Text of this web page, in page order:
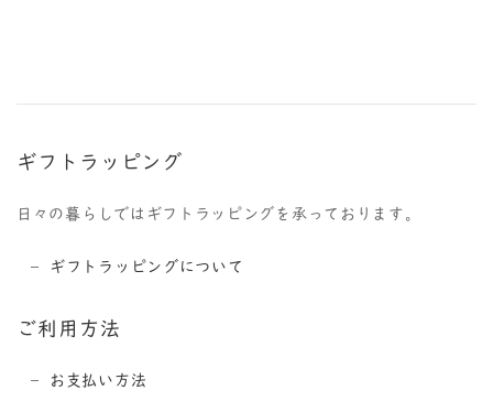
ギフトラッピング
日々の暮らしではギフトラッピングを承っております。
ギフトラッピングについて
ご利用方法
お支払い方法